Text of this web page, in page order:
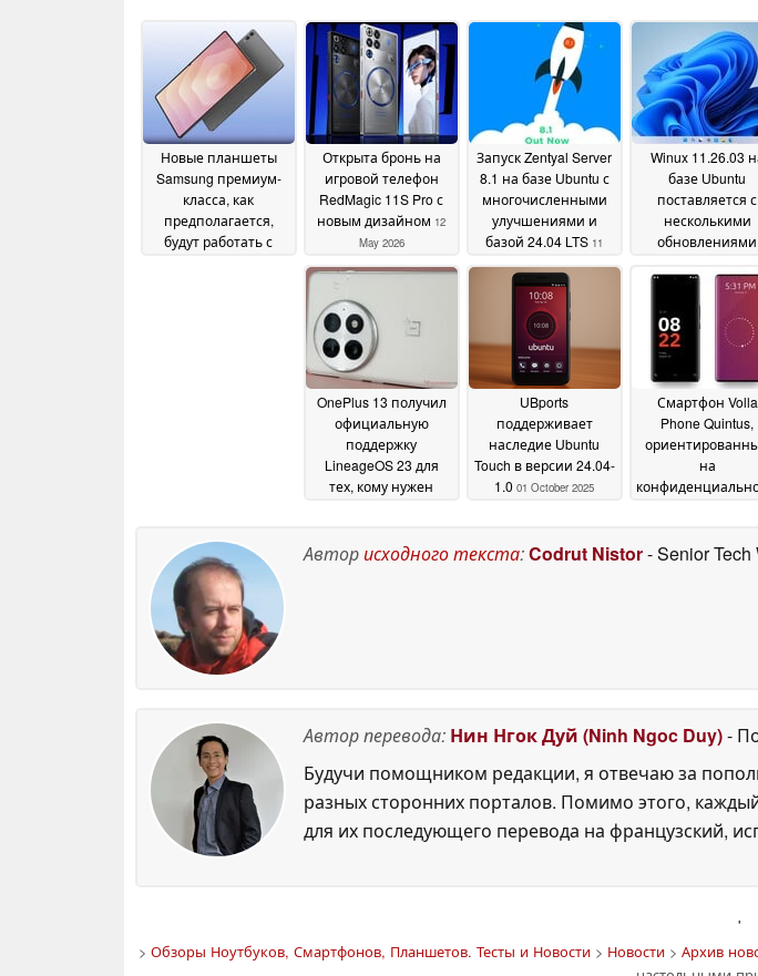
Новые планшеты
Samsung премиум-
класса, как
предполагается,
будут работать с
Открыта бронь на
игровой телефон
RedMagic 11S Pro с
новым дизайном 12
May 2026
Запуск Zentyal Server
8.1 на базе Ubuntu с
многочисленными
улучшениями и
базой 24.04 LTS 11
March 2026
Winux 11.26.03
базе Ubuntu
поставляется с
несколькими
обновлениями
OnePlus 13 получил
официальную
поддержку
LineageOS 23 для
тех, кому нужен
2025
UBports
поддерживает
наследие Ubuntu
Touch в версии 24.04-
1.0 01 October 2025
Смартфон Volla
Phone Quintus,
на
Ubuntu Touch
Авторисходного текста:Codrut Nistor- Senior Tech
Автор перевода: Нин Нгок Дуй (Ninh Ngoc Duy)-
Будучи помощником редакции, я отвечаю за
разных сторонних порталов. Помимо этого,
для их последующего перевода на французский,
'
> Обзоры Ноутбуков, Смартфонов, Планшетов. Тесты и Новости > Новости > Архив